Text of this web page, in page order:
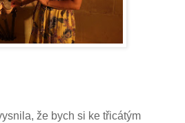
že bych si ke třicátým